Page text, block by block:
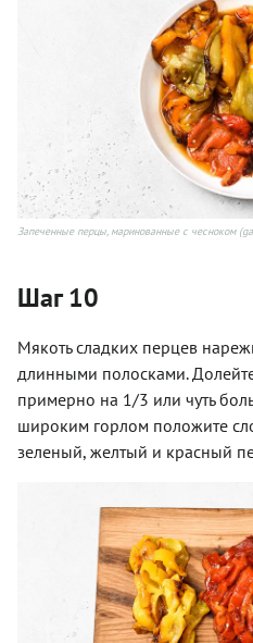
Запеченные перцы, маринованные с чесноком
Шаг 10
Мякоть сладких перцев
длинными полосками.
примерно на 1/3 или чуть
широким горлом положите
зеленый, желтый и красный